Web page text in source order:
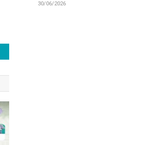
30/06/2026